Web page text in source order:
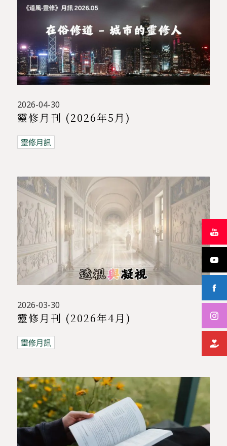
2026-04-30
靈修月刊 (2026年5月)
靈修月訊
2026-03-30
靈修月刊 (2026年4月)
靈修月訊